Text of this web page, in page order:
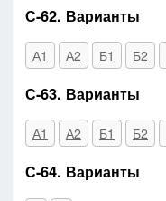
С-62. Варианты
А1 А2 Б1 Б2
С-63. Варианты
А1 А2 Б1 Б2
С-64. Варианты